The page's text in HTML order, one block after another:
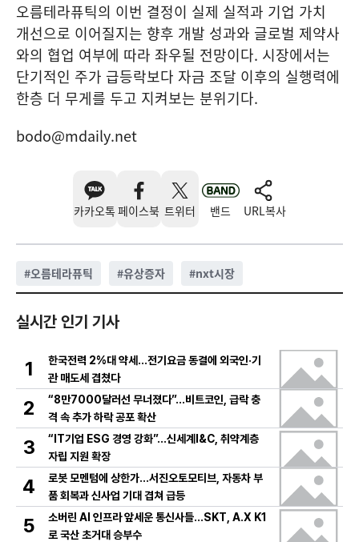
오름테라퓨틱의 이번 결정이 실제 실적과 기업 가치
개선으로 이어질지는 향후 개발 성과와 글로벌 제약사
와의 협업 여부에 따라 좌우될 전망이다. 시장에서는
단기적인 주가 급등락보다 자금 조달 이후의 실행력에
한층 더 무게를 두고 지켜보는 분위기다.
bodo@mdaily.net
카카오톡 페이스북 트위터 밴드 URL복사
#오름테라퓨틱 #유상증자 #nxt시장
실시간 인기 기사
1
한국전력 2%대 약세…전기요금 동결에 외국인·기
관 매도세 겹쳤다
2
“8만7000달러선 무너졌다”…비트코인, 급락 충
격 속 추가 하락 공포 확산
3
“IT기업 ESG 경영 강화”…신세계I&C, 취약계층
자립 지원 확장
4
로봇 모멘텀에 상한가…서진오토모티브, 자동차 부
품 회복과 신사업 기대 겹쳐 급등
5
소버린 AI 인프라 앞세운 통신사들…SKT, A.X K1
로 국산 초거대 승부수